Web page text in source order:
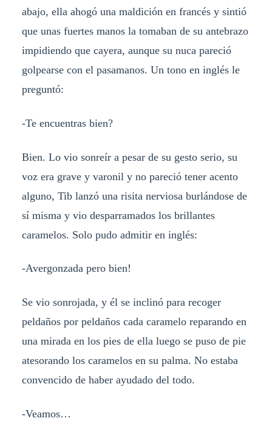
abajo, ella ahogó una maldición en francés y sintió
que unas fuertes manos la tomaban de su antebrazo
impidiendo que cayera, aunque su nuca pareció
golpearse con el pasamanos. Un tono en inglés le
preguntó:
-Te encuentras bien?
Bien. Lo vio sonreír a pesar de su gesto serio, su
voz era grave y varonil y no pareció tener acento
alguno, Tib lanzó una risita nerviosa burlándose de
sí misma y vio desparramados los brillantes
caramelos. Solo pudo admitir en inglés:
-Avergonzada pero bien!
Se vio sonrojada, y él se inclinó para recoger
peldaños por peldaños cada caramelo reparando en
una mirada en los pies de ella luego se puso de pie
atesorando los caramelos en su palma. No estaba
convencido de haber ayudado del todo.
-Veamos…